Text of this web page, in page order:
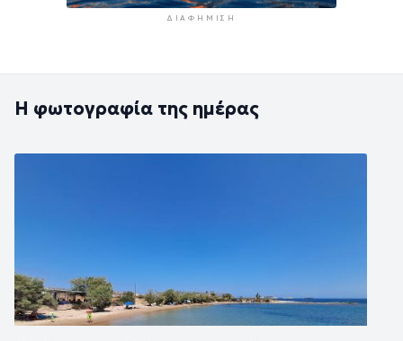
ΔΙΑΦΉΜΙΣΗ
Η φωτογραφία της ημέρας